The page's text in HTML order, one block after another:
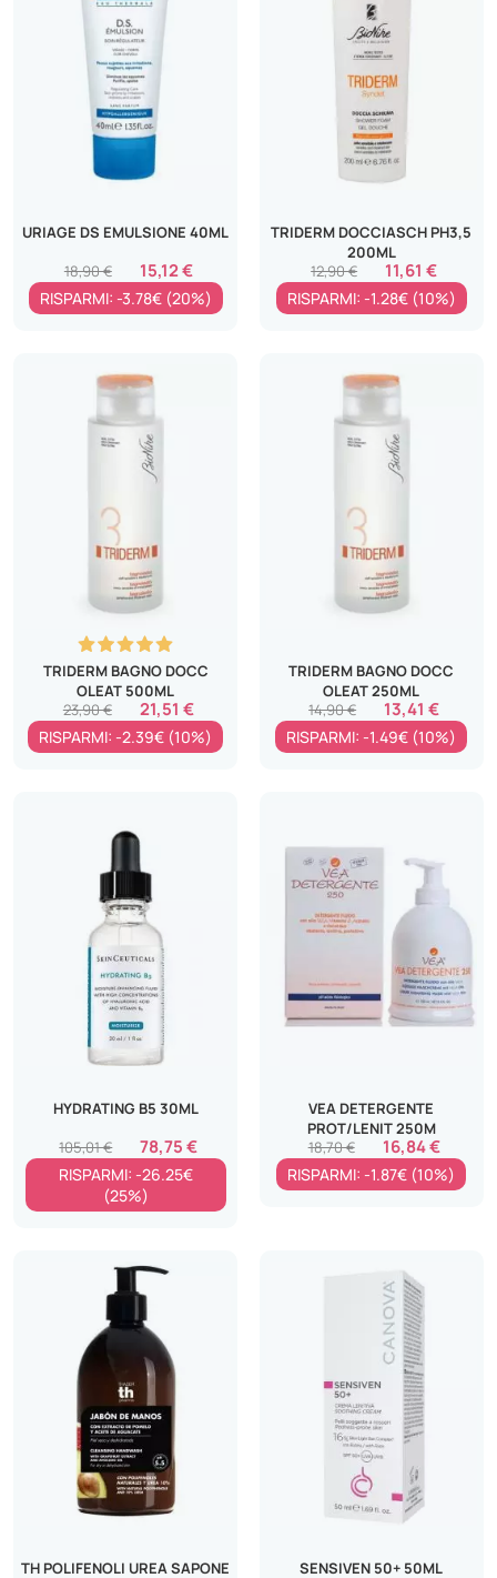
URIAGE DS EMULSIONE 40ML
15,12 €
18,90 €
RISPARMI: -3.78€ (20%)
TRIDERM DOCCIASCH PH3,5
200ML
11,61 €
12,90 €
RISPARMI: -1.28€ (10%)
TRIDERM BAGNO DOCC
OLEAT 500ML
21,51 €
23,90 €
RISPARMI: -2.39€ (10%)
TRIDERM BAGNO DOCC
OLEAT 250ML
13,41 €
14,90 €
RISPARMI: -1.49€ (10%)
HYDRATING B5 30ML
78,75 €
105,01 €
RISPARMI: -26.25€
(25%)
VEA DETERGENTE
PROT/LENIT 250M
16,84 €
18,70 €
RISPARMI: -1.87€ (10%)
TH POLIFENOLI UREA SAPONE
SENSIVEN 50+ 50ML